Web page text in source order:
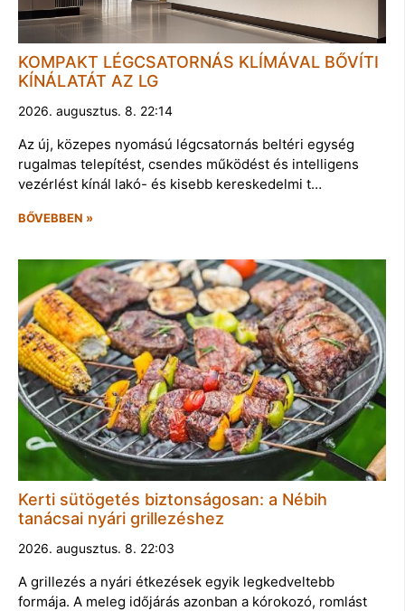
KOMPAKT LÉGCSATORNÁS KLÍMÁVAL BŐVÍTI
KÍNÁLATÁT AZ LG
2026. augusztus. 8. 22:14
Az új, közepes nyomású légcsatornás beltéri egység
rugalmas telepítést, csendes működést és intelligens
vezérlést kínál lakó- és kisebb kereskedelmi t…
BŐVEBBEN »
Kerti sütögetés biztonságosan: a Nébih
tanácsai nyári grillezéshez
2026. augusztus. 8. 22:03
A grillezés a nyári étkezések egyik legkedveltebb
formája. A meleg időjárás azonban a kórokozó, romlást